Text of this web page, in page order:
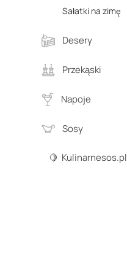
Sałatki na zimę
Desery
Przekąski
Napoje
Sosy
🍋 Kulinarnesos.pl